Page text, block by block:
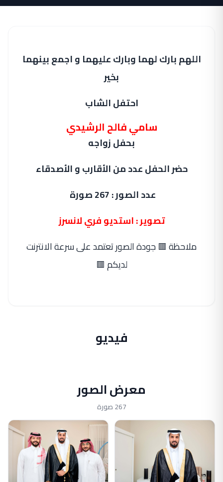
اللهم بارك لهما وبارك عليهما و اجمع بينهما
بخير
احتفل الشاب
سامي فالح الرشيدي
بحفل زواجه
حضر الحفل عدد من الأقارب و الأصدقاء
عدد الصور : 267 صورة
تصوير : استديو فري لانسرز
ملاحظة 🟥 جودة الصور تعتمد على سرعة الانترنت
لديكم 🟥
فيديو
معرض الصور
267 صورة